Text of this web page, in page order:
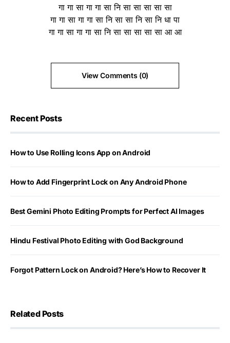
गा गा सा गा गा सा नि सा सा सा सा सा
गा गा सा गा गा सा नि सा सा नि सा नि धा पा
गा गा सा गा गा सा नि सा सा सा सा सा आ आ
View Comments (0)
Recent Posts
How to Use Rolling Icons App on Android
How to Add Fingerprint Lock on Any Android Phone
Best Gemini Photo Editing Prompts for Perfect AI Images
Hindu Festival Photo Editing with God Background
Forgot Pattern Lock on Android? Here’s How to Recover It
Related Posts